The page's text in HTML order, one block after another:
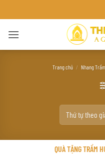
qua
Trang chủ / Nhang
QUÀ TẶNG TRẦM